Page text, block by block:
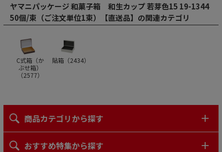
ヤマニパッケージ 和菓子箱 和生カップ 若芽色15 19-1344
50個/束（ご注文単位1束）【直送品】の関連カテゴリ
C式箱（か
ぶせ箱）
（2577）
貼箱（2434）
商品カテゴリから探す
おすすめ特集から探す